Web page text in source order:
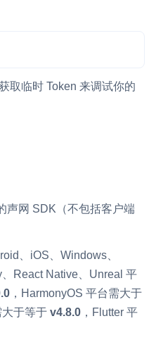
刚部署的 Token 生成器
Type: application/
3600,
3600,
{
1
用于生产环境中。
示例代码贴入到该文件
App 证书。
server 文件路径
为你的 Token 生成器创
件定义导入路径及依
取临时 Token 来调试你的
声网 SDK（不包括客户端
、iOS、Windows、
React Native、Unreal 平
，HarmonyOS 平台需大于
大于等于 v4.8.0 ，Flutter 平